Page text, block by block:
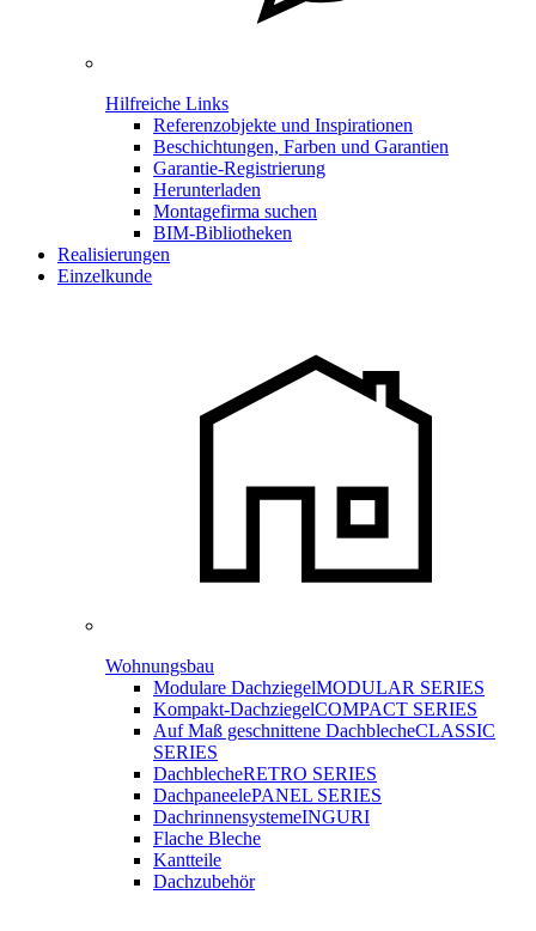
Hilfreiche Links
Referenzobjekte und Inspirationen
Beschichtungen, Farben und Garantien
Garantie-Registrierung
Herunterladen
Montagefirma suchen
BIM-Bibliotheken
Realisierungen
Einzelkunde
Wohnungsbau
Modulare DachziegelMODULAR SERIES
Kompakt-DachziegelCOMPACT SERIES
Auf Maß geschnittene DachblecheCLASSIC
SERIES
DachblecheRETRO SERIES
DachpaneelePANEL SERIES
DachrinnensystemeINGURI
Flache Bleche
Kantteile
Dachzubehör